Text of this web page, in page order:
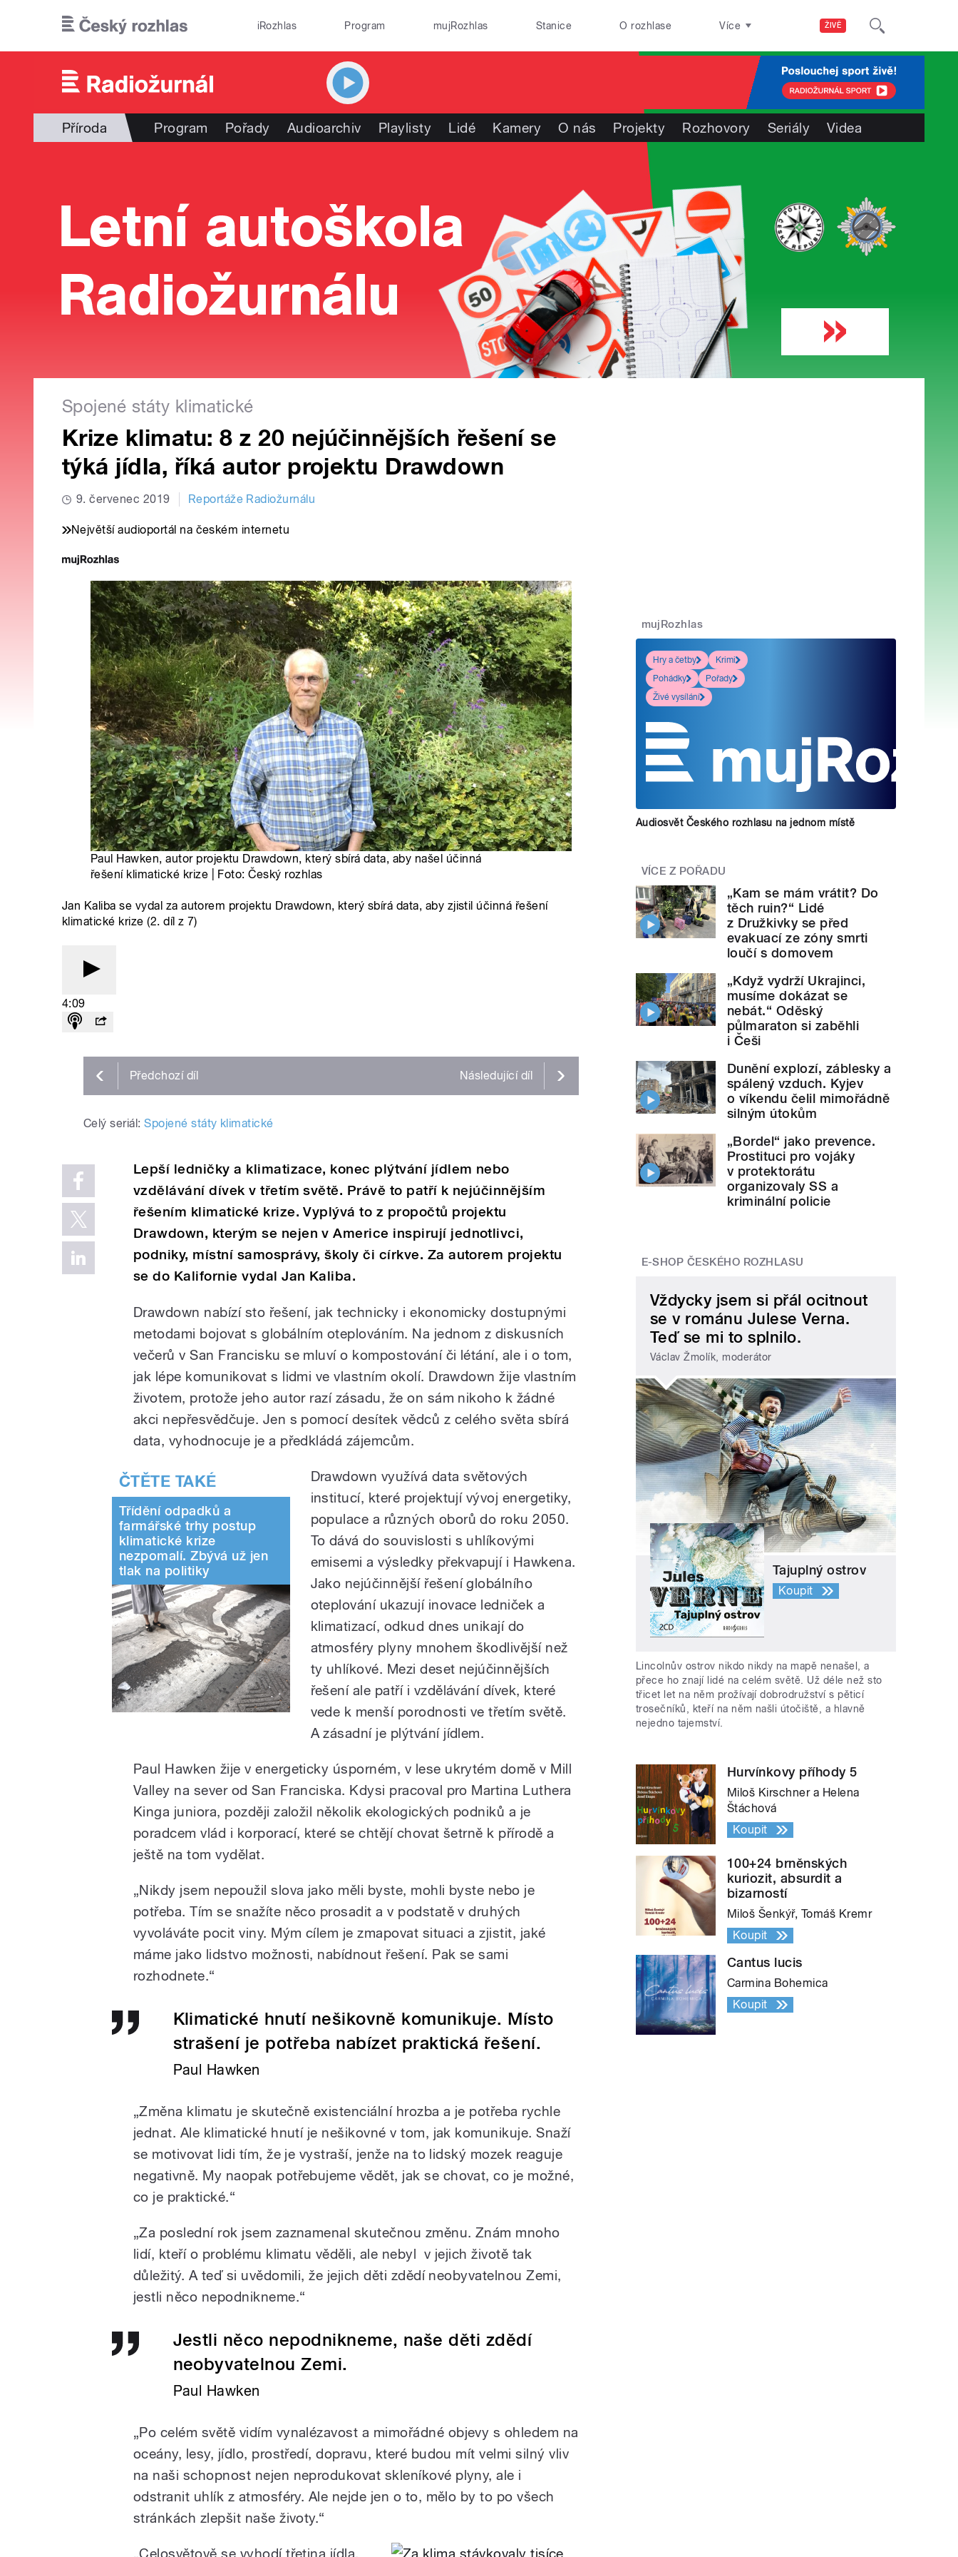
ŽIVĚ
iRozhlas Program mujRozhlas Stanice O rozhlase Více
Příroda Program Pořady Audioarchiv Playlisty Lidé Kamery O nás Projekty Rozhovory Seriály Videa
Spojené státy klimatické
Krize klimatu: 8 z 20 nejúčinnějších řešení se
týká jídla, říká autor projektu Drawdown
9. červenec 2019 Reportáže Radiožurnálu
Největší audioportál na českém internetu
Paul Hawken, autor projektu Drawdown, který sbírá data, aby našel účinná
řešení klimatické krize | Foto: Český rozhlas
Jan Kaliba se vydal za autorem projektu Drawdown, který sbírá data, aby zjistil účinná řešení
klimatické krize (2. díl z 7)
4:09
Předchozí díl Následující díl
Celý seriál: Spojené státy klimatické
Lepší ledničky a klimatizace, konec plýtvání jídlem nebo
vzdělávání dívek v třetím světě. Právě to patří k nejúčinnějším
řešením klimatické krize. Vyplývá to z propočtů projektu
Drawdown, kterým se nejen v Americe inspirují jednotlivci,
podniky, místní samosprávy, školy či církve. Za autorem projektu
se do Kalifornie vydal Jan Kaliba.
Drawdown nabízí sto řešení, jak technicky i ekonomicky dostupnými
metodami bojovat s globálním oteplováním. Na jednom z diskusních
večerů v San Francisku se mluví o kompostování či létání, ale i o tom,
jak lépe komunikovat s lidmi ve vlastním okolí. Drawdown žije vlastním
životem, protože jeho autor razí zásadu, že on sám nikoho k žádné
akci nepřesvědčuje. Jen s pomocí desítek vědců z celého světa sbírá
data, vyhodnocuje je a předkládá zájemcům.
Třídění odpadků a
farmářské trhy postup
klimatické krize
nezpomalí. Zbývá už jen
tlak na politiky
Drawdown využívá data světových
institucí, které projektují vývoj energetiky,
populace a různých oborů do roku 2050.
To dává do souvislosti s uhlíkovými
emisemi a výsledky překvapují i Hawkena.
Jako nejúčinnější řešení globálního
oteplování ukazují inovace ledniček a
klimatizací, odkud dnes unikají do
atmosféry plyny mnohem škodlivější než
ty uhlíkové. Mezi deset nejúčinnějších
řešení ale patří i vzdělávání dívek, které
vede k menší porodnosti ve třetím světě.
A zásadní je plýtvání jídlem.
Paul Hawken žije v energeticky úsporném, v lese ukrytém domě v Mill
Valley na sever od San Franciska. Kdysi pracoval pro Martina Luthera
Kinga juniora, později založil několik ekologických podniků a je
poradcem vlád i korporací, které se chtějí chovat šetrně k přírodě a
ještě na tom vydělat.
„Nikdy jsem nepoužil slova jako měli byste, mohli byste nebo je
potřeba. Tím se snažíte něco prosadit a v podstatě v druhých
vyvoláváte pocit viny. Mým cílem je zmapovat situaci a zjistit, jaké
máme jako lidstvo možnosti, nabídnout řešení. Pak se sami
rozhodnete.“
Klimatické hnutí nešikovně komunikuje. Místo
strašení je potřeba nabízet praktická řešení.
Paul Hawken
„Změna klimatu je skutečně existenciální hrozba a je potřeba rychle
jednat. Ale klimatické hnutí je nešikovné v tom, jak komunikuje. Snaží
se motivovat lidi tím, že je vystraší, jenže na to lidský mozek reaguje
negativně. My naopak potřebujeme vědět, jak se chovat, co je možné,
co je praktické.“
„Za poslední rok jsem zaznamenal skutečnou změnu. Znám mnoho
lidí, kteří o problému klimatu věděli, ale nebyl v jejich životě tak
důležitý. A teď si uvědomili, že jejich děti zdědí neobyvatelnou Zemi,
jestli něco nepodnikneme.“
Jestli něco nepodnikneme, naše děti zdědí
neobyvatelnou Zemi.
Paul Hawken
„Po celém světě vidím vynalézavost a mimořádné objevy s ohledem na
oceány, lesy, jídlo, prostředí, dopravu, které budou mít velmi silný vliv
na naši schopnost nejen neprodukovat skleníkové plyny, ale i
odstranit uhlík z atmosféry. Ale nejde jen o to, mělo by to po všech
stránkách zlepšit naše životy.“
„Celosvětově se vyhodí třetina jídla.
mujRozhlas
Hry a četby
Krimi
Pohádky
Pořady
Živé vysílání
Audiosvět Českého rozhlasu na jednom místě
VÍCE Z POŘADU
„Kam se mám vrátit? Do
těch ruin?“ Lidé
z Družkivky se před
evakuací ze zóny smrti
loučí s domovem
„Když vydrží Ukrajinci,
musíme dokázat se
nebát.“ Oděský
půlmaraton si zaběhli
i Češi
Dunění explozí, záblesky a
spálený vzduch. Kyjev
o víkendu čelil mimořádně
silným útokům
„Bordel“ jako prevence.
Prostituci pro vojáky
v protektorátu
organizovaly SS a
kriminální policie
E-SHOP ČESKÉHO ROZHLASU
Vždycky jsem si přál ocitnout
se v románu Julese Verna.
Teď se mi to splnilo.
Václav Žmolík, moderátor
Tajuplný ostrov
Koupit
Lincolnův ostrov nikdo nikdy na mapě nenašel, a
přece ho znají lidé na celém světě. Už déle než sto
třicet let na něm prožívají dobrodružství s pěticí
trosečníků, kteří na něm našli útočiště, a hlavně
nejedno tajemství.
Hurvínkovy příhody 5
Miloš Kirschner a Helena
Štáchová
Koupit
100+24 brněnských
kuriozit, absurdit a
bizarností
Miloš Šenkýř, Tomáš Kremr
Koupit
Cantus lucis
Carmina Bohemica
Koupit